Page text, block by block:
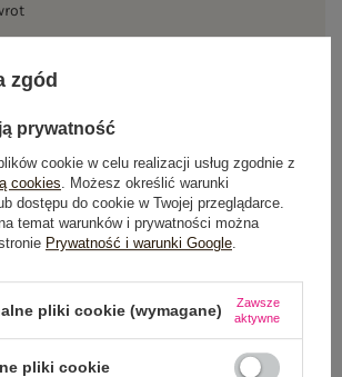
(0)
zgód
prywatność
cookie w celu realizacji usług zgodnie z
cookies. Możesz określić warunki
dostępu do cookie w Twojej przeglądarce.
temat warunków i prywatności można
Prywatność i warunki Google.
pliki cookie (wymagane)
Zawsze
aktywne
pliki cookie